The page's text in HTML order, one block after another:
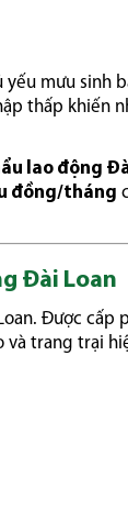
mưu sinh
thấp khiến
lao động
đồng/tháng
Đài Loan
Được cấp
và trang trại